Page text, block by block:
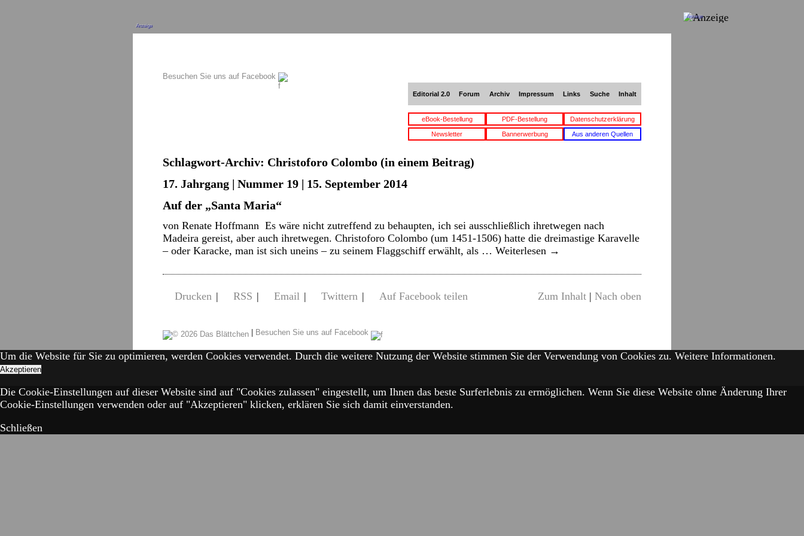
Anzeige
Besuchen Sie uns auf Facebook
Editorial 2.0 Forum Archiv Impressum Links Suche Inhalt
eBook-Bestellung PDF-Bestellung Datenschutzerklärung
Newsletter Bannerwerbung Aus anderen Quellen
Schlagwort-Archiv: Christoforo Colombo (in einem Beitrag)
17. Jahrgang | Nummer 19 | 15. September 2014
Auf der „Santa Maria“
von Renate Hoffmann Es wäre nicht zutreffend zu behaupten, ich sei ausschließlich ihretwegen nach
Madeira gereist, aber auch ihretwegen. Christoforo Colombo (um 1451-1506) hatte die dreimastige Karavelle
– oder Karacke, man ist sich uneins – zu seinem Flaggschiff erwählt, als … Weiterlesen →
Drucken | RSS | Email | Twittern | Auf Facebook teilen Zum Inhalt | Nach oben
| Besuchen Sie uns auf Facebook
Anzeige
Um die Website für Sie zu optimieren, werden Cookies verwendet. Durch die weitere Nutzung der Website stimmen Sie der Verwendung von Cookies zu. Weitere Informationen.
Akzeptieren
Die Cookie-Einstellungen auf dieser Website sind auf "Cookies zulassen" eingestellt, um Ihnen das beste Surferlebnis zu ermöglichen. Wenn Sie diese Website ohne Änderung Ihrer
Cookie-Einstellungen verwenden oder auf "Akzeptieren" klicken, erklären Sie sich damit einverstanden.
Schließen